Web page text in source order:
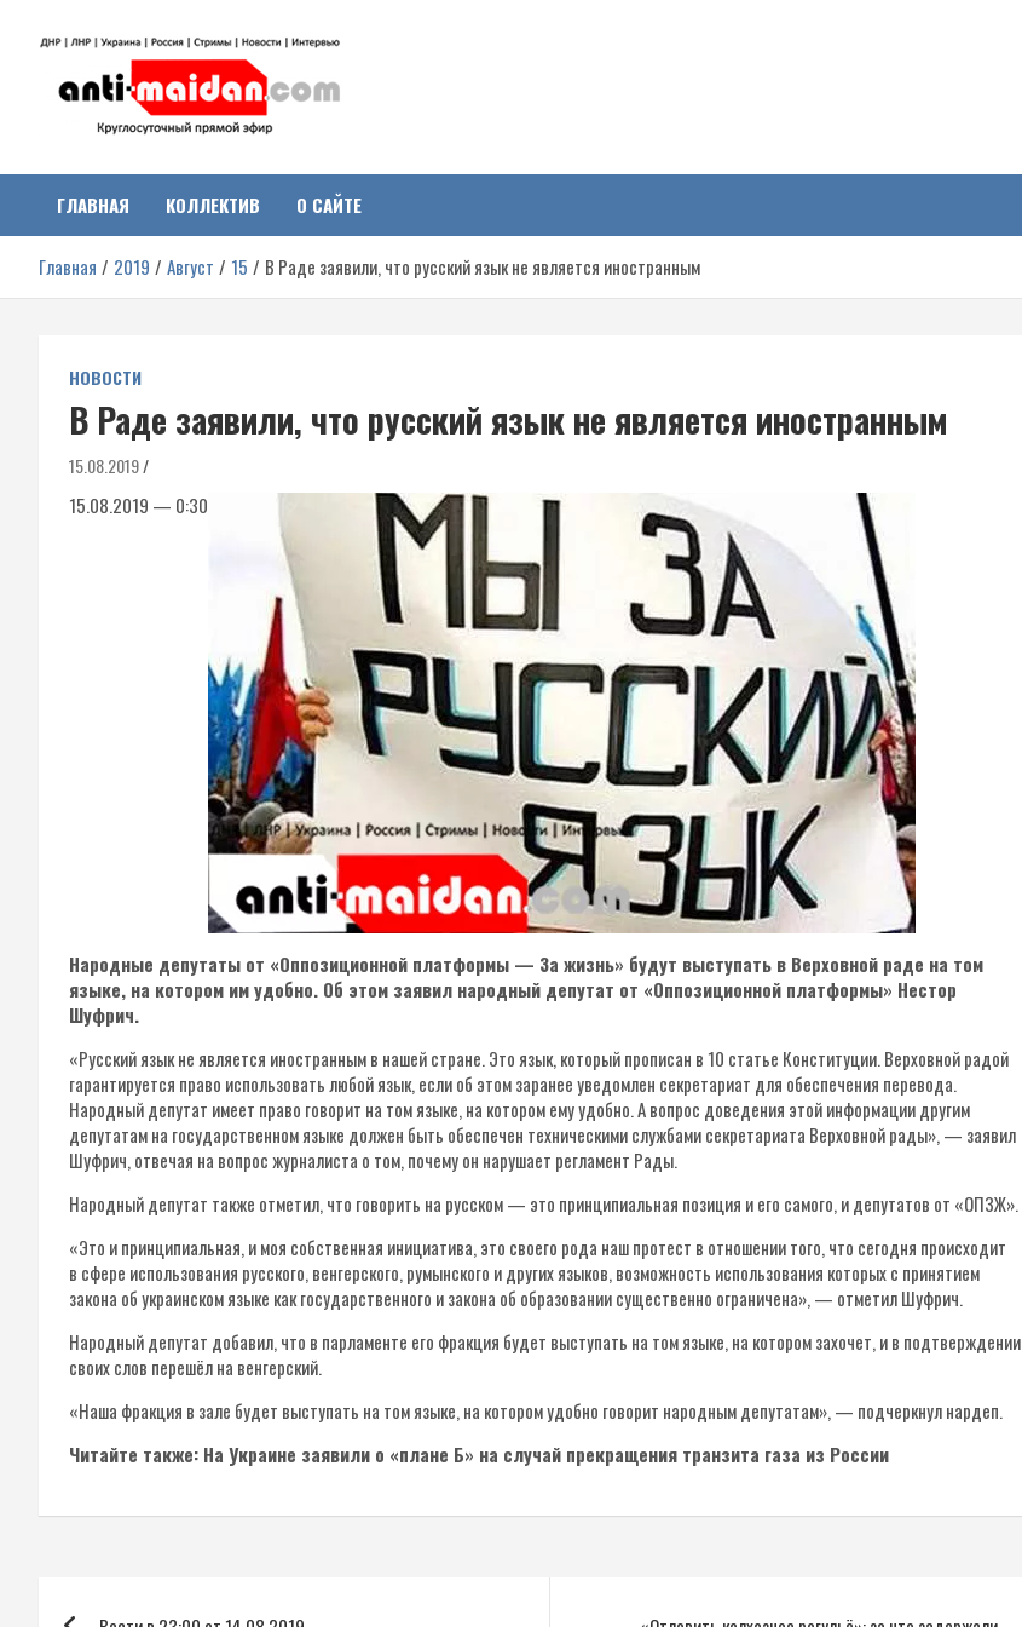
Антимайдан:
Гражданская война на
Украине
о гражданской войне на Украине, включая события в Новороссии,
ДНР, ЛНР и других регионах.
ГЛАВНАЯ КОЛЛЕКТИВ О САЙТЕ
Главная 2019 Август 15 В Раде заявили, что русский язык не является иностранным
НОВОСТИ
В Раде заявили, что русский язык не является иностранным
15.08.2019
15.08.2019 — 0:30
Народные депутаты от «Оппозиционной платформы — За жизнь» будут выступать в Верховной раде на том
языке, на котором им удобно. Об этом заявил народный депутат от «Оппозиционной платформы» Нестор
Шуфрич.
«Русский язык не является иностранным в нашей стране. Это язык, который прописан в 10 статье Конституции. Верховной радой
гарантируется право использовать любой язык, если об этом заранее уведомлен секретариат для обеспечения перевода.
Народный депутат имеет право говорит на том языке, на котором ему удобно. А вопрос доведения этой информации другим
депутатам на государственном языке должен быть обеспечен техническими службами секретариата Верховной рады», — заявил
Шуфрич, отвечая на вопрос журналиста о том, почему он нарушает регламент Рады.
Народный депутат также отметил, что говорить на русском — это принципиальная позиция и его самого, и депутатов от «ОПЗЖ».
«Это и принципиальная, и моя собственная инициатива, это своего рода наш протест в отношении того, что сегодня происходит
в сфере использования русского, венгерского, румынского и других языков, возможность использования которых с принятием
закона об украинском языке как государственного и закона об образовании существенно ограничена», — отметил Шуфрич.
Народный депутат добавил, что в парламенте его фракция будет выступать на том языке, на котором захочет, и в подтверждении
своих слов перешёл на венгерский.
«Наша фракция в зале будет выступать на том языке, на котором удобно говорит народным депутатам», — подчеркнул нардеп.
Читайте также: На Украине заявили о «плане Б» на случай прекращения транзита газа из России
Навигация